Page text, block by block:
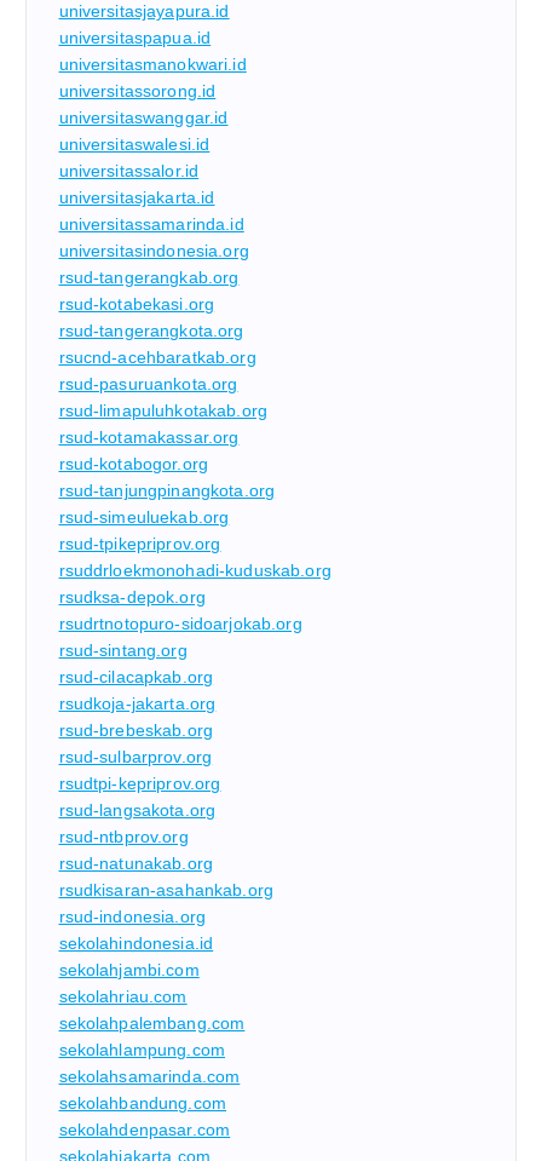
universitasjayapura.id
universitaspapua.id
universitasmanokwari.id
universitassorong.id
universitaswanggar.id
universitaswalesi.id
universitassalor.id
universitasjakarta.id
universitassamarinda.id
universitasindonesia.org
rsud-tangerangkab.org
rsud-kotabekasi.org
rsud-tangerangkota.org
rsucnd-acehbaratkab.org
rsud-pasuruankota.org
rsud-limapuluhkotakab.org
rsud-kotamakassar.org
rsud-kotabogor.org
rsud-tanjungpinangkota.org
rsud-simeuluekab.org
rsud-tpikepriprov.org
rsuddrloekmonohadi-kuduskab.org
rsudksa-depok.org
rsudrtnotopuro-sidoarjokab.org
rsud-sintang.org
rsud-cilacapkab.org
rsudkoja-jakarta.org
rsud-brebeskab.org
rsud-sulbarprov.org
rsudtpi-kepriprov.org
rsud-langsakota.org
rsud-ntbprov.org
rsud-natunakab.org
rsudkisaran-asahankab.org
rsud-indonesia.org
sekolahindonesia.id
sekolahjambi.com
sekolahriau.com
sekolahpalembang.com
sekolahlampung.com
sekolahsamarinda.com
sekolahbandung.com
sekolahdenpasar.com
sekolahjakarta.com